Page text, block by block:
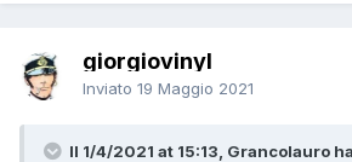
giorgiovinyl
Inviato 19 Maggio 2021
Il 1/4/2021 at 15:13, Grancolauro